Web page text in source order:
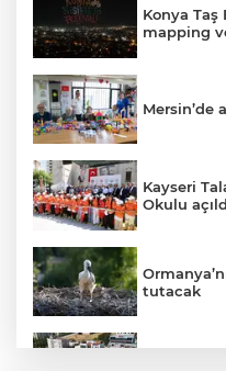
Konya
mapping
Mersin’de
Kayseri
Okulu
tutacak